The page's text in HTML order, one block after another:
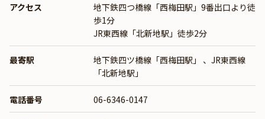
アクセス
地下鉄四つ橋線「西梅田駅」9番出口より徒
歩1分
JR東西線「北新地駅」徒歩2分
最寄駅 地下鉄四ツ橋線「西梅田駅」 、 JR東西線
「北新地駅」
電話番号 06-6346-0147